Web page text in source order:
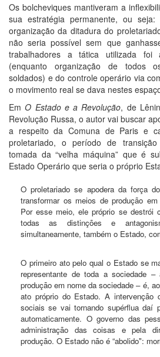
Os bolcheviques mantiveram a
sua estratégia permanente, ou
organização da ditadura do
não seria possível sem que
trabalhadores a tática utilizada foi
(enquanto organização de todos
soldados) e do controle operário via
o movimento real se dava nestes
EmO Estado e a Revolução, de
Revolução Russa, o autor vai buscar
a respeito da Comuna de Paris e
proletariado, o período de
tomada da “velha máquina” que é
Estado Operário que seria o próprio
O proletariado se apodera da força
transformar os meios de produção
Por esse meio, ele próprio se destrói
todas as distinções e
simultaneamente, também o Estado,
O primeiro ato pelo qual o Estado se
representante de toda a sociedade
produção em nome da sociedade – é,
ato próprio do Estado. A intervenção
sociais se vai tornando supérflua daí
automaticamente. O governo das
administração das coisas e pela
produção. O Estado não é “abolido":